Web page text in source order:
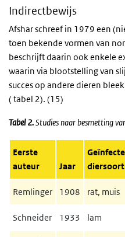
Indirectbewijs
Afshar schreef in 1979 een
toen bekende vormen van
beschrijft daarin ook enkele
waarin via blootstelling van
succes op andere dieren
( tabel 2). (15)
Tabel 2.Studies naar besmetting
Eerste
auteur
Jaar
diersoort
Remlinger 1908 rat, muis
Schneider 1933 lam